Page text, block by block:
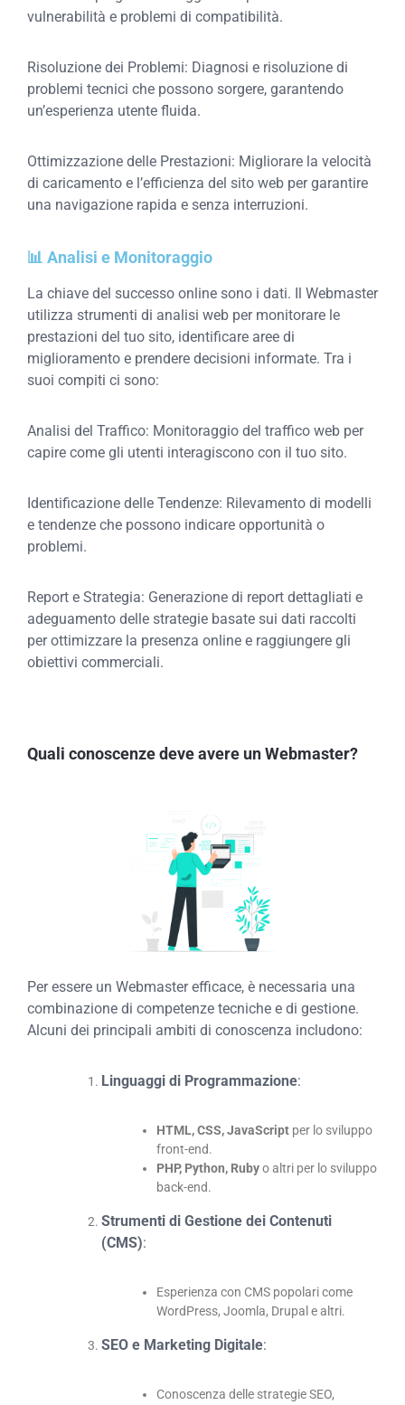
vulnerabilità e problemi di compatibilità.
Risoluzione dei Problemi: Diagnosi e risoluzione di
problemi tecnici che possono sorgere, garantendo
un’esperienza utente fluida.
Ottimizzazione delle Prestazioni: Migliorare la velocità
di caricamento e l’efficienza del sito web per garantire
una navigazione rapida e senza interruzioni.
📊 Analisi e Monitoraggio
La chiave del successo online sono i dati. Il Webmaster
utilizza strumenti di analisi web per monitorare le
prestazioni del tuo sito, identificare aree di
miglioramento e prendere decisioni informate. Tra i
suoi compiti ci sono:
Analisi del Traffico: Monitoraggio del traffico web per
capire come gli utenti interagiscono con il tuo sito.
Identificazione delle Tendenze: Rilevamento di modelli
e tendenze che possono indicare opportunità o
problemi.
Report e Strategia: Generazione di report dettagliati e
adeguamento delle strategie basate sui dati raccolti
per ottimizzare la presenza online e raggiungere gli
obiettivi commerciali.
Quali conoscenze deve avere un Webmaster?
Per essere un Webmaster efficace, è necessaria una
combinazione di competenze tecniche e di gestione.
Alcuni dei principali ambiti di conoscenza includono:
Linguaggi di Programmazione:
HTML, CSS, JavaScript per lo sviluppo
front-end.
PHP, Python, Rubyo altri per lo sviluppo
back-end.
Strumenti di Gestione dei Contenuti
(CMS):
Esperienza con CMS popolari come
WordPress, Joomla, Drupal e altri.
SEO e Marketing Digitale:
Conoscenza delle strategie SEO,